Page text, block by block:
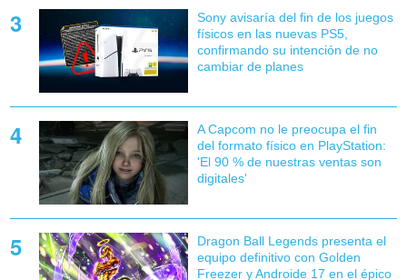
Sony avisaría del fin de los juegos
físicos en las nuevas PS5,
confirmando su intención de no
cambiar de planes
A Capcom no le preocupa el fin
del formato físico en PlayStation:
'El 90 % de nuestras ventas son
digitales'
Dragon Ball Legends presenta el
equipo definitivo con Golden
Freezer y Androide 17 en el épico